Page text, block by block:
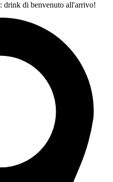
drink di benvenuto all'arrivo!